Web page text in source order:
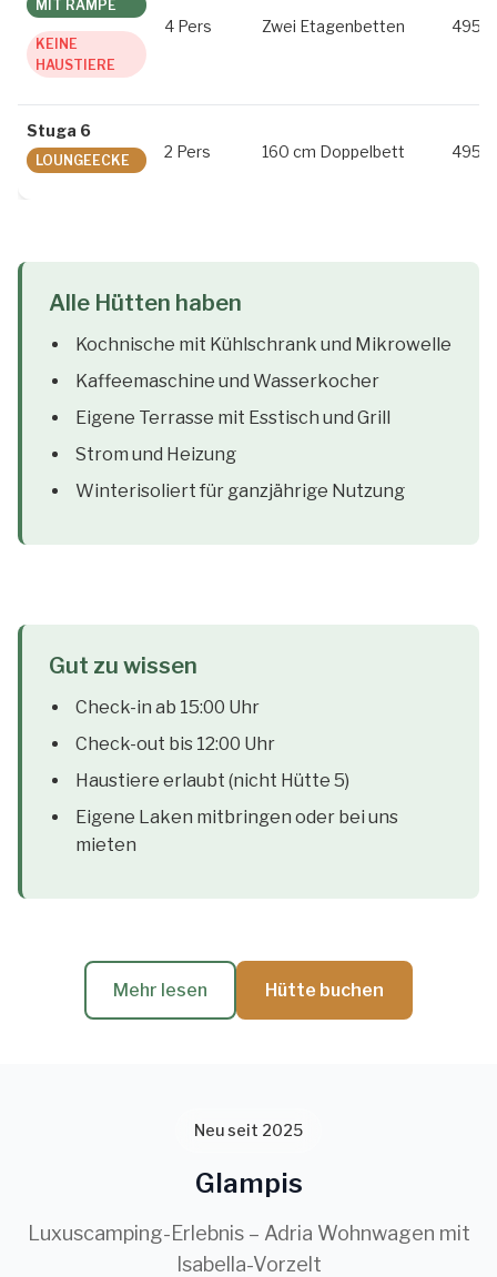
MIT RAMPE
KEINE
HAUSTIERE
4 Pers Zwei Etagenbetten 495
Stuga 6
LOUNGEECKE 2 Pers 160 cm Doppelbett 495
Alle Hütten haben
Kochnische mit Kühlschrank und Mikrowelle
Kaffeemaschine und Wasserkocher
Eigene Terrasse mit Esstisch und Grill
Strom und Heizung
Winterisoliert für ganzjährige Nutzung
Gut zu wissen
Check-in ab 15:00 Uhr
Check-out bis 12:00 Uhr
Haustiere erlaubt (nicht Hütte 5)
Eigene Laken mitbringen oder bei uns
mieten
Mehr lesen Hütte buchen
Neu seit 2025
Glampis
Luxuscamping-Erlebnis – Adria Wohnwagen mit
Isabella-Vorzelt